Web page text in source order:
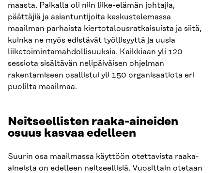
maasta. Paikalla oli niin liike-elämän johtajia,
päättäjiä ja asiantuntijoita keskustelemassa
maailman parhaista kiertotalousratkaisuista ja siitä,
kuinka ne myös edistävät työllisyyttä ja uusia
liiketoimintamahdollisuuksia. Kaikkiaan yli 120
sessiota sisältävän nelipäiväisen ohjelman
rakentamiseen osallistui yli 150 organisaatiota eri
puolilta maailmaa.
Neitseellisten raaka-aineiden
osuus kasvaa edelleen
Suurin osa maailmassa käyttöön otettavista raaka-
aineista on edelleen neitseellisiä. Vuosittain otetaan